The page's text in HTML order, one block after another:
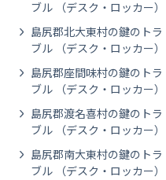
ブル （デスク・ロッカー）
島尻郡北大東村の鍵のトラ
ブル （デスク・ロッカー）
島尻郡座間味村の鍵のトラ
ブル （デスク・ロッカー）
島尻郡渡名喜村の鍵のトラ
ブル （デスク・ロッカー）
島尻郡南大東村の鍵のトラ
ブル （デスク・ロッカー）